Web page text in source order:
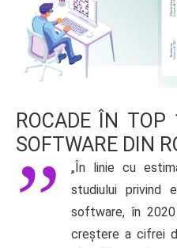
ROCADE ÎN
SOFTWARE DIN
„În linie cu
studiului privind
software, în
creștere a cifrei